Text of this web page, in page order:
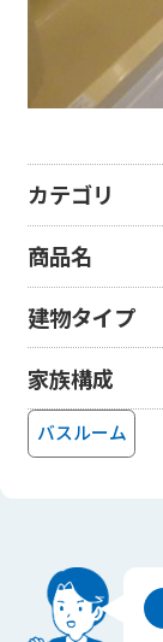
カテゴリ
商品名
建物タイプ
家族構成
バスルーム